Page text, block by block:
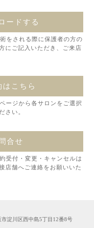
ードする
をされる際に保護者の方の
にご記入いただき、ご来店
こちら
ージから各サロンをご選択
さい。
合せ
受付・変更・キャンセルは
店舗へご連絡をお願いいた
市淀川区西中島5丁目12番8号